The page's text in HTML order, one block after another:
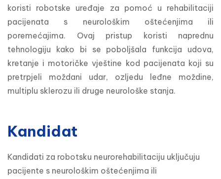
koristi robotske uređaje za pomoć u rehabilitaciji
pacijenata s neurološkim oštećenjima ili
poremećajima. Ovaj pristup koristi naprednu
tehnologiju kako bi se poboljšala funkcija udova,
kretanje i motoričke vještine kod pacijenata koji su
pretrpjeli moždani udar, ozljedu leđne moždine,
multiplu sklerozu ili druge neurološke stanja.
Kandidat
Kandidati za robotsku neurorehabilitaciju uključuju
pacijente s neurološkim oštećenjima ili